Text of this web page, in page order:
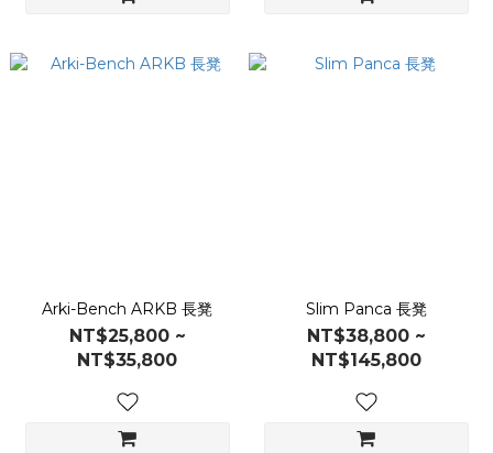
Arki-Bench ARKB 長凳
NT$25,800 ~
NT$35,800
Slim Panca 長凳
NT$38,800 ~
NT$145,800